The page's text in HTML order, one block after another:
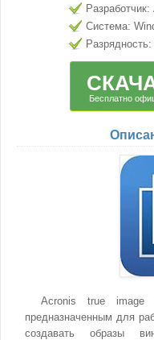
Система:
Бесплатно
Acronis true image
предназначенным для
создавать образы